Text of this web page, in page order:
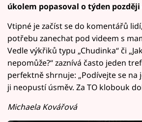
úkolem popasoval o týden
Vtipné je začíst se do komentářů
potřebu zanechat pod videem s
Vedle výkřiků typu „Chudinka“ či
nepomůže?“ zaznívá často jeden
perfektně shrnuje: „Podívejte se na
ji neopustí úsměv. Za TO klobouk
Michaela Kovářová